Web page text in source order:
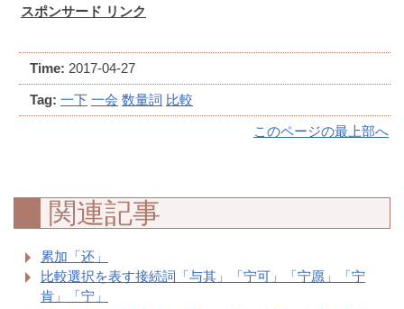
スポンサード リンク
Time: 2017-04-27
Tag: 一下 一会 数量詞 比較
このページの最上部へ
関連記事
累加「还」
比較選択を表す接続詞「与其」「宁可」「宁愿」「宁
肯」「宁」